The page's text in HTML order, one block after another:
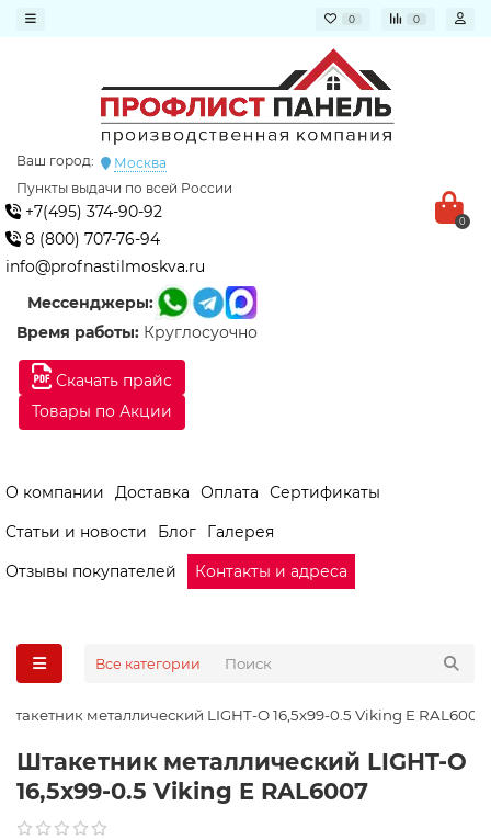
0 0
Скачать прайс
Товары по Акции
Ваш город:
Москва
Пункты выдачи по всей России
+7(495) 374-90-92
8 (800) 707-76-94
info@profnastilmoskva.ru
Мессенджеры:
Время работы: Круглосуочно
0
О компании Доставка Оплата
Сертификаты
Статьи и новости
Блог
Галерея
Отзывы покупателей
Контакты и адреса
Все категории
Штакетник металлический LIGHT-O 16,5х99-0.5 Viking E RAL6007
Штакетник металлический LIGHT-O
16,5х99-0.5 Viking E RAL6007